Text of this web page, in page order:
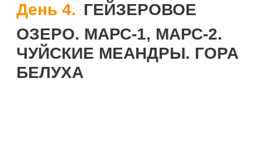
День 4. ГЕЙЗЕРОВОЕ
ОЗЕРО. МАРС-1, МАРС-2.
ЧУЙСКИЕ МЕАНДРЫ. ГОРА
БЕЛУХА